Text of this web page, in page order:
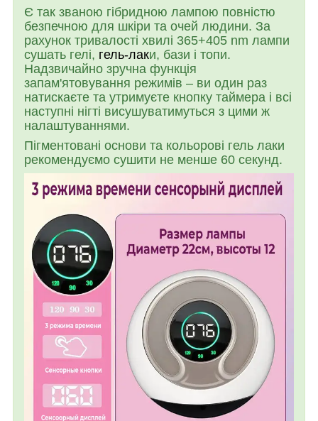
Є так званою гібридною лампою повністю
безпечною для шкіри та очей людини. За
рахунок тривалості хвилі 365+405 nm лампи
сушать гелі, гель-лаки, бази і топи.
Надзвичайно зручна функція
запам'ятовування режимів – ви один раз
натискаєте та утримуєте кнопку таймера і всі
наступні нігті висушуватимуться з цими ж
налаштуваннями.
Пігментовані основи та кольорові гель лаки
рекомендуємо сушити не менше 60 секунд.